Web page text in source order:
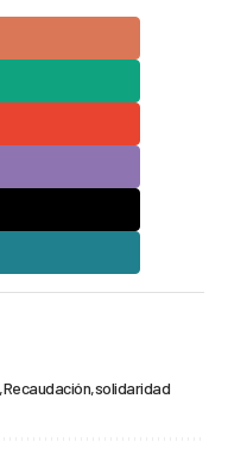
Recaudación solidaridad